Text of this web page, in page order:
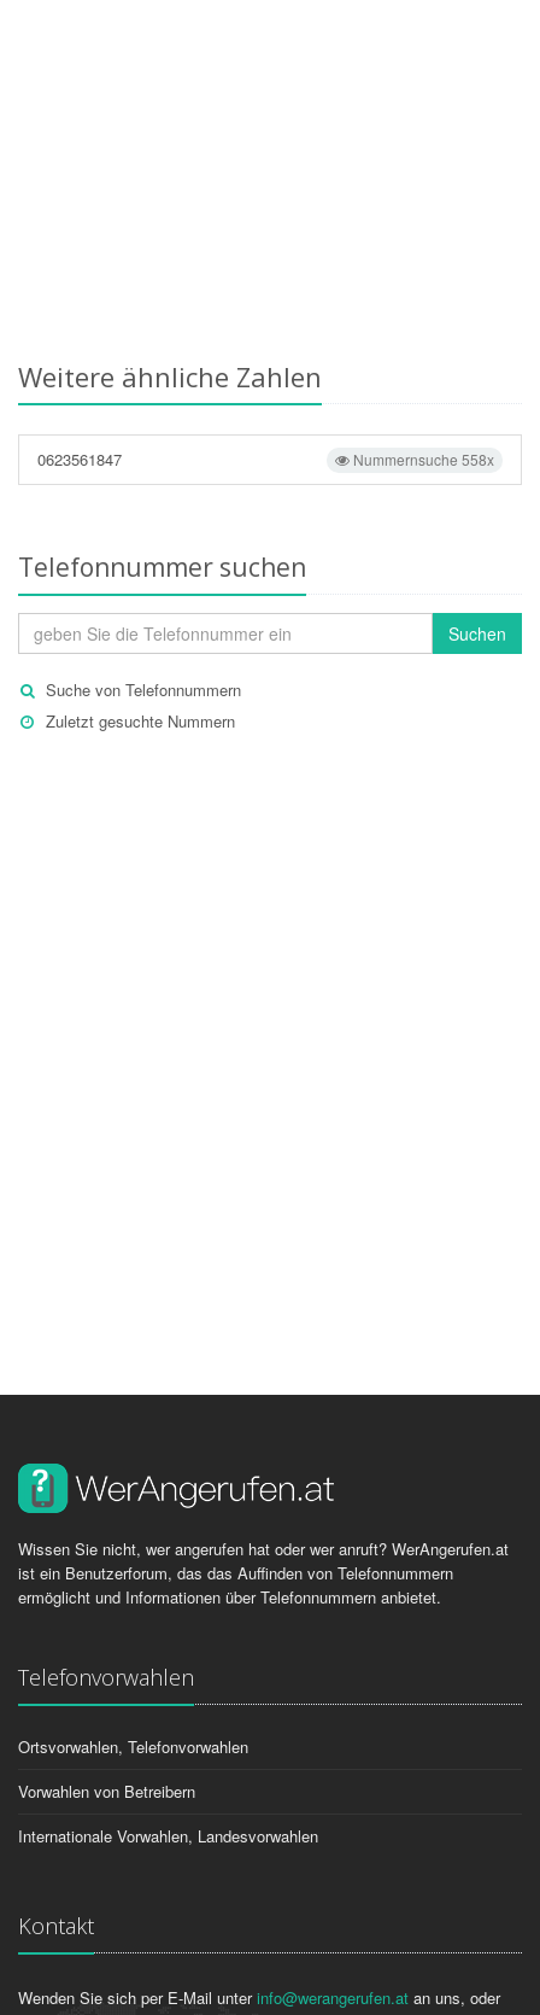
Weitere ähnliche Zahlen
Nummernsuche 558x
0623561847
Telefonnummer suchen
Suchen
Suche von Telefonnummern
Zuletzt gesuchte Nummern
Wissen Sie nicht, wer angerufen hat oder wer anruft? WerAngerufen.at
ist ein Benutzerforum, das das Auffinden von Telefonnummern
ermöglicht und Informationen über Telefonnummern anbietet.
Telefonvorwahlen
Ortsvorwahlen, Telefonvorwahlen
Vorwahlen von Betreibern
Internationale Vorwahlen, Landesvorwahlen
Kontakt
Wenden Sie sich per E-Mail unterinfo@werangerufen.at an uns, oder